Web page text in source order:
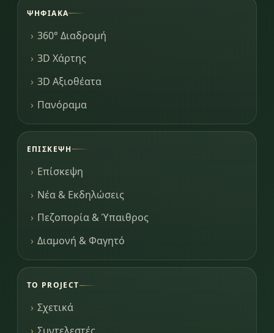
ΨΗΦΙΑΚΆ
360° Διαδρομή
3D Χάρτης
3D Αξιοθέατα
Πανόραμα
ΕΠΊΣΚΕΨΗ
Επίσκεψη
Νέα & Εκδηλώσεις
Πεζοπορία & Ύπαιθρος
Διαμονή & Φαγητό
ΤΟ PROJECT
Σχετικά